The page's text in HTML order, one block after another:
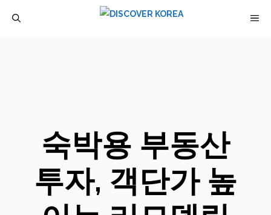
숙박용 부동산
투자, 객단가 높